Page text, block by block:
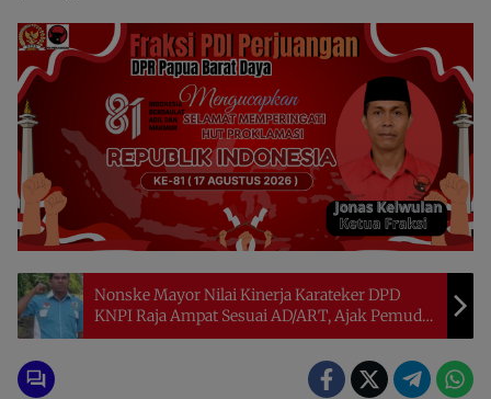
Nonske Mayor Nilai Kinerja Karateker DPD
KNPI Raja Ampat Sesuai AD/ART, Ajak Pemuda
Kawal RAPIMDA Hingga Musda II